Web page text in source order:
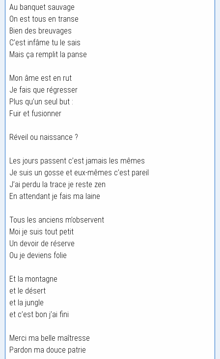
Au banquet sauvage
On est tous en transe
Bien des breuvages
C’est infâme tu le sais
Mais ça remplit la panse
Mon âme est en rut
Je fais que régresser
Plus qu’un seul but :
Fuir et fusionner
Réveil ou naissance ?
Les jours passent c’est jamais les mêmes
Je suis un gosse et eux-mêmes c’est pareil
J’ai perdu la trace je reste zen
En attendant je fais ma laine
Tous les anciens m’observent
Moi je suis tout petit
Un devoir de réserve
Ou je deviens folie
Et la montagne
et le désert
et la jungle
et c’est bon j’ai fini
Merci ma belle maîtresse
Pardon ma douce patrie